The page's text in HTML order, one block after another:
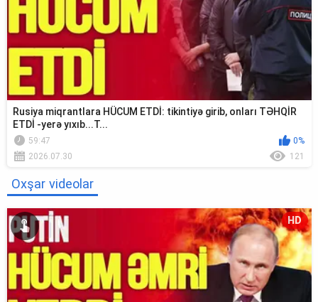
Rusiya miqrantlara HÜCUM ETDİ: tikintiyə girib, onları TƏHQİR
ETDİ -yerə yıxıb...T...
59:47
0%
2026.07.30
121
Oxşar videolar
HD